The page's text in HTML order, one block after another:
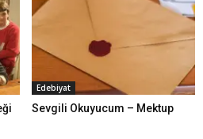
Edebiyat
Sevgili Okuyucum – Mektup